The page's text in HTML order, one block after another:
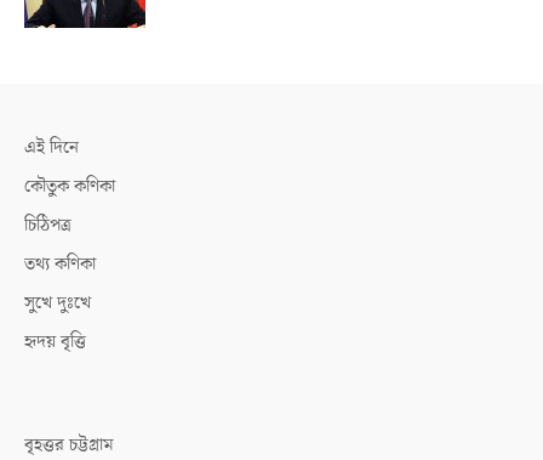
এই দিনে
কৌতুক কণিকা
চিঠিপত্র
তথ্য কণিকা
সুখে দুঃখে
হৃদয় বৃত্তি
বৃহত্তর চট্টগ্রাম